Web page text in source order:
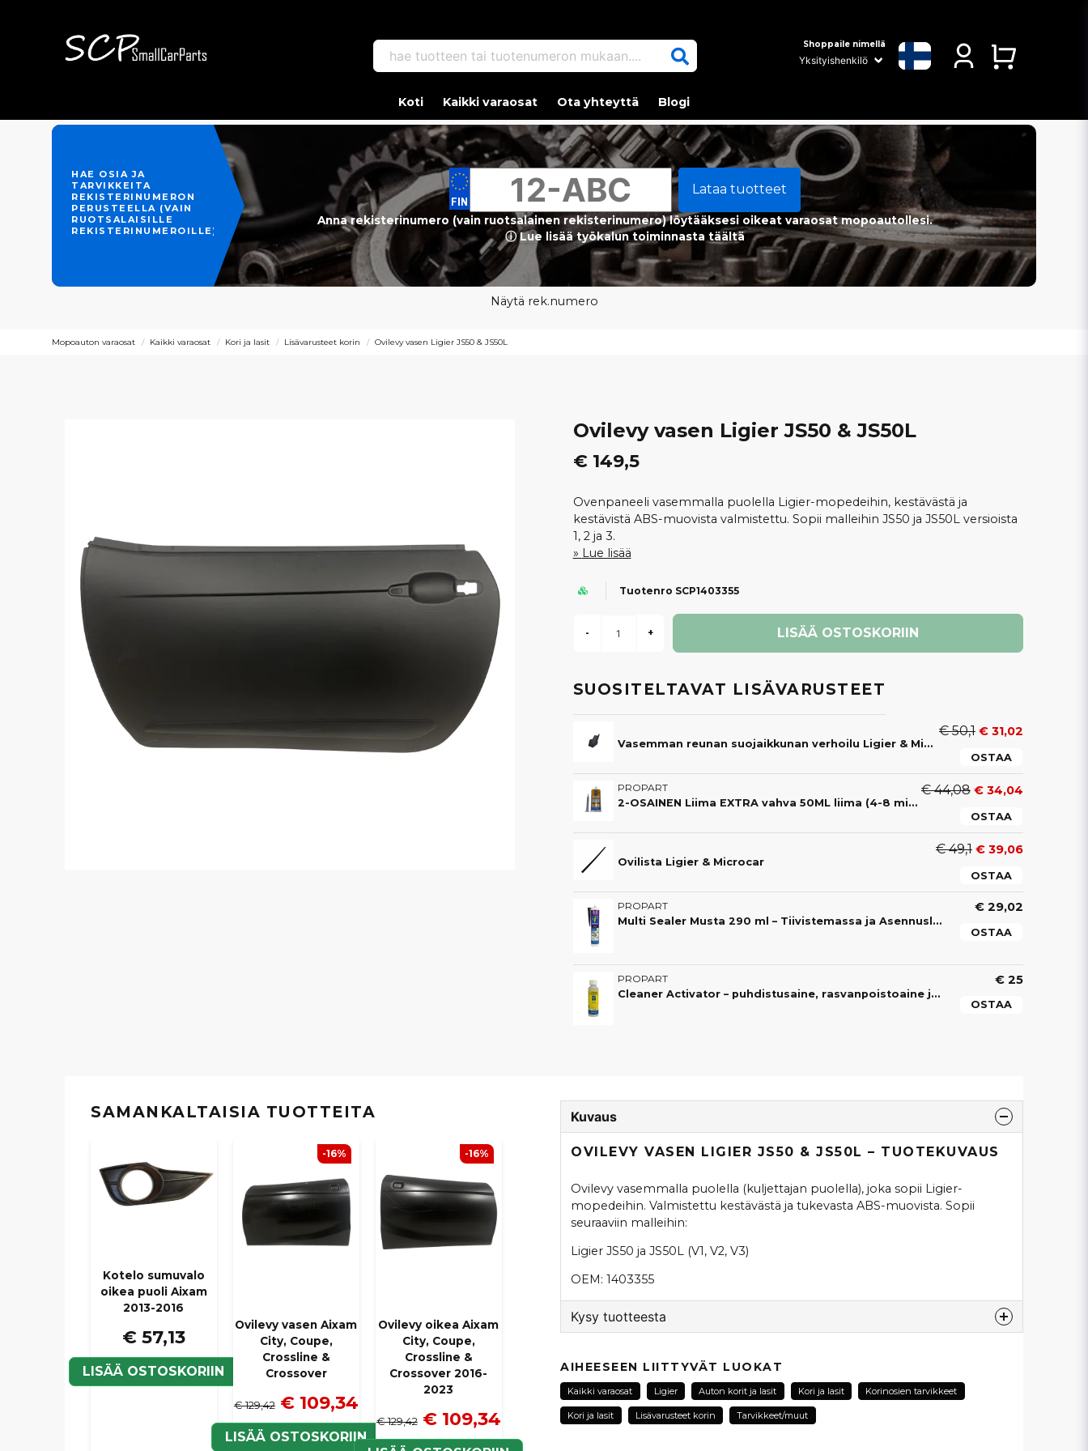
hae tuotteen tai tuotenumeron mukaan.... Shoppaile nimellä
Koti Kaikki varaosat Ota yhteyttä Blogi
HAE OSIA JA
TARVIKKEITA
REKISTERINUMERON
PERUSTEELLA (VAIN
RUOTSALAISILLE
REKISTERINUMEROILLE)
Lataa tuotteet
Anna rekisterinumero (vain ruotsalainen rekisterinumero) löytääksesi oikeat varaosat mopoautollesi.
ⓘ Lue lisää työkalun toiminnasta täältä
Näytä rek.numero
Mopoauton varaosat Kaikki varaosat Kori ja lasit Lisävarusteet korin Ovilevy vasen Ligier JS50 & JS50L
Ovilevy vasen Ligier JS50 & JS50L
€ 149,5
Ovenpaneeli vasemmalla puolella Ligier-mopedeihin, kestävästä ja
kestävistä ABS-muovista valmistettu. Sopii malleihin JS50 ja JS50L versioista
1, 2 ja 3.
Lue lisää
Tuotenro SCP1403355
- + LISÄÄ OSTOSKORIIN
SUOSITELTAVAT LISÄVARUSTEET
Vasemman reunan suojaikkunan verhoilu Ligier & Mirocar
€ 50,1 € 31,02
OSTAA
PROPART
2-OSAINEN Liima EXTRA vahva 50ML liima (4-8 min)
€ 44,08 € 34,04
OSTAA
Ovilista Ligier & Microcar
€ 49,1 € 39,06
OSTAA
PROPART
Multi Sealer Musta 290 ml – Tiivistemassa ja Asennusliima Mopoautoihin
€ 29,02
OSTAA
PROPART
Cleaner Activator – puhdistusaine, rasvanpoistoaine ja tartunta-aktivaattori mopoautoon
€ 25
OSTAA
SAMANKALTAISIA ​​TUOTTEITA
Kotelo sumuvalo
oikea puoli Aixam
2013-2016
€ 57,13
LISÄÄ OSTOSKORIIN
Ovilevy vasen Aixam
City, Coupe,
Crossline &
Crossover
€ 129,42 € 109,34
LISÄÄ OSTOSKORIIN
-16%
Ovilevy oikea Aixam
City, Coupe,
Crossline &
Crossover 2016-
2023
€ 129,42 € 109,34
-16%
Kuvaus
OVILEVY VASEN LIGIER JS50 & JS50L – TUOTEKUVAUS
Ovilevy vasemmalla puolella (kuljettajan puolella), joka sopii Ligier-
mopedeihin. Valmistettu kestävästä ja tukevasta ABS-muovista. Sopii
seuraaviin malleihin:
Ligier JS50 ja JS50L (V1, V2, V3)
OEM: 1403355
Kysy tuotteesta
Kysy meiltä tästä tuotteesta...
AIHEESEEN LIITTYVÄT LUOKAT
Kaikki varaosat Ligier Auton korit ja lasit Kori ja lasit Korinosien tarvikkeet
Kori ja lasit Lisävarusteet korin Tarvikkeet/muut